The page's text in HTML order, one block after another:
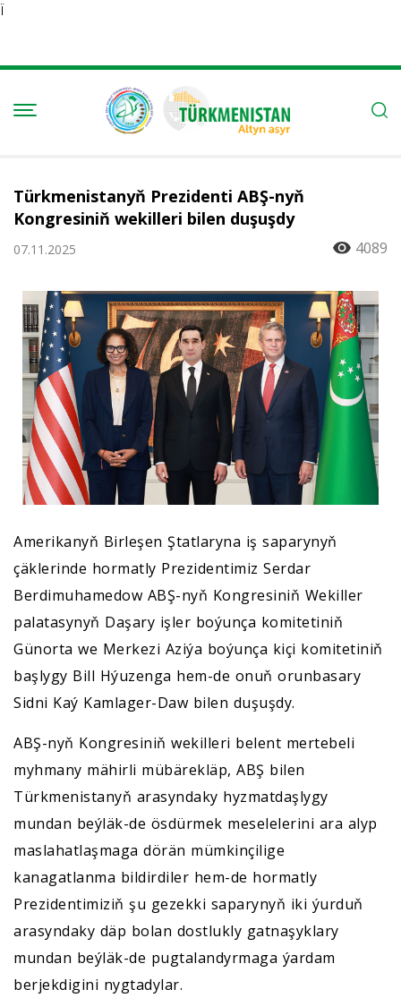
Ï
Türkmenistanyň Prezidenti ABŞ-nyň
Kongresiniň wekilleri bilen duşuşdy
07.11.2025 4089
Amerikanyň Birleşen Ştatlaryna iş saparynyň
çäklerinde hormatly Prezidentimiz Serdar
Berdimuhamedow ABŞ-nyň Kongresiniň Wekiller
palatasynyň Daşary işler boýunça komitetiniň
Günorta we Merkezi Aziýa boýunça kiçi komitetiniň
başlygy Bill Hýuzenga hem-de onuň orunbasary
Sidni Kaý Kamlager-Daw bilen duşuşdy.
ABŞ-nyň Kongresiniň wekilleri belent mertebeli
myhmany mähirli mübärekläp, ABŞ bilen
Türkmenistanyň arasyndaky hyzmatdaşlygy
mundan beýläk-de ösdürmek meselelerini ara alyp
maslahatlaşmaga dörän mümkinçilige
kanagatlanma bildirdiler hem-de hormatly
Prezidentimiziň şu gezekki saparynyň iki ýurduň
arasyndaky däp bolan dostlukly gatnaşyklary
mundan beýläk-de pugtalandyrmaga ýardam
berjekdigini nygtadylar.